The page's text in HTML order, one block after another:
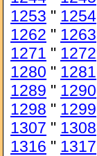
1253 " 1254
1262 " 1263
1271 " 1272
1280 " 1281
1289 " 1290
1298 " 1299
1307 " 1308
1316 " 1317